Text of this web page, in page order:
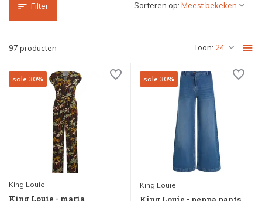
Filter
97 producten Toon:
Sorteren op:
sale 30%
King Louie
King Louie - maria
sale 30%
King Louie